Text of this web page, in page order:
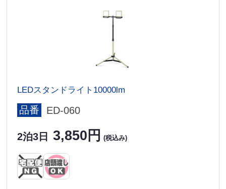
LEDスタンドライト10000lm
品番 ED-060
2泊3日 3,850円 (税込み)